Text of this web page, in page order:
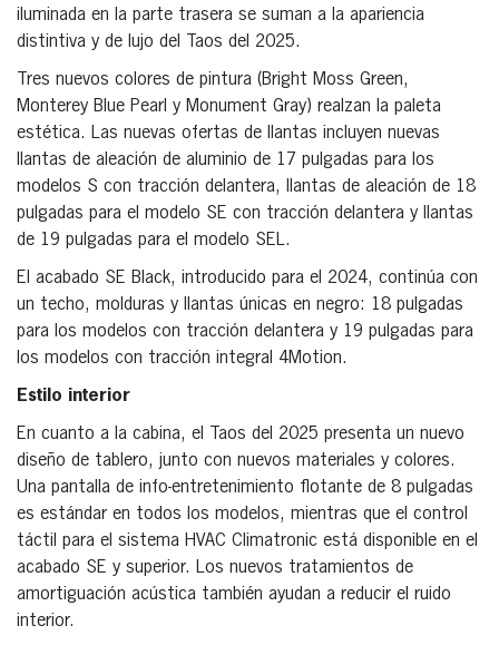
iluminada en la parte trasera se suman a la apariencia
distintiva y de lujo del Taos del 2025.
Tres nuevos colores de pintura (Bright Moss Green,
Monterey Blue Pearl y Monument Gray) realzan la paleta
estética. Las nuevas ofertas de llantas incluyen nuevas
llantas de aleación de aluminio de 17 pulgadas para los
modelos S con tracción delantera, llantas de aleación de 18
pulgadas para el modelo SE con tracción delantera y llantas
de 19 pulgadas para el modelo SEL.
El acabado SE Black, introducido para el 2024, continúa con
un techo, molduras y llantas únicas en negro: 18 pulgadas
para los modelos con tracción delantera y 19 pulgadas para
los modelos con tracción integral 4Motion.
Estilo interior
En cuanto a la cabina, el Taos del 2025 presenta un nuevo
diseño de tablero, junto con nuevos materiales y colores.
Una pantalla de info-entretenimiento flotante de 8 pulgadas
es estándar en todos los modelos, mientras que el control
táctil para el sistema HVAC Climatronic está disponible en el
acabado SE y superior. Los nuevos tratamientos de
amortiguación acústica también ayudan a reducir el ruido
interior.